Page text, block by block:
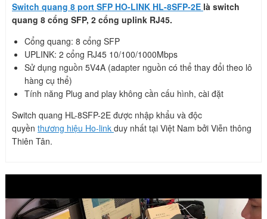
Switch quang 8 port SFP HO-LINK HL-8SFP-2E là switch
quang 8 cổng SFP, 2 cổng uplink RJ45.
Cổng quang: 8 cổng SFP
UPLINK: 2 cổng RJ45 10/100/1000Mbps
Sử dụng nguồn 5V4A (adapter nguồn có thể thay đổi theo lô
hàng cụ thể)
Tính năng Plug and play không cần cấu hình, cài đặt
Switch quang HL-8SFP-2E được nhập khẩu và độc
quyền thương hiệu Ho-link duy nhất tại Việt Nam bởi Viễn thông
Thiên Tân.